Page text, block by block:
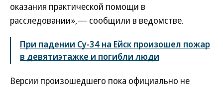
оказания практической помощи в
расследовании»,— сообщили в ведомстве.
При падении Су-34 на Ейск произошел пожар
в девятиэтажке и погибли люди
Версии произошедшего пока официально не